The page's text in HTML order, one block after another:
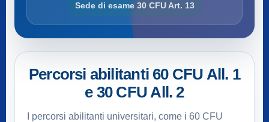
Sede di esame 30 CFU Art. 13
Percorsi abilitanti 60 CFU All. 1
e 30 CFU All. 2
I percorsi abilitanti universitari, come i 60 CFU